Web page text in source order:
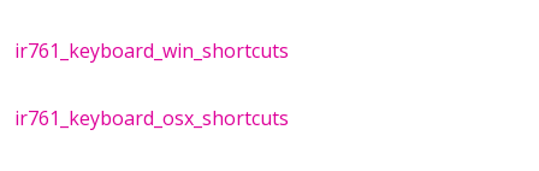
ir761_keyboard_win_shortcuts
ir761_keyboard_osx_shortcuts